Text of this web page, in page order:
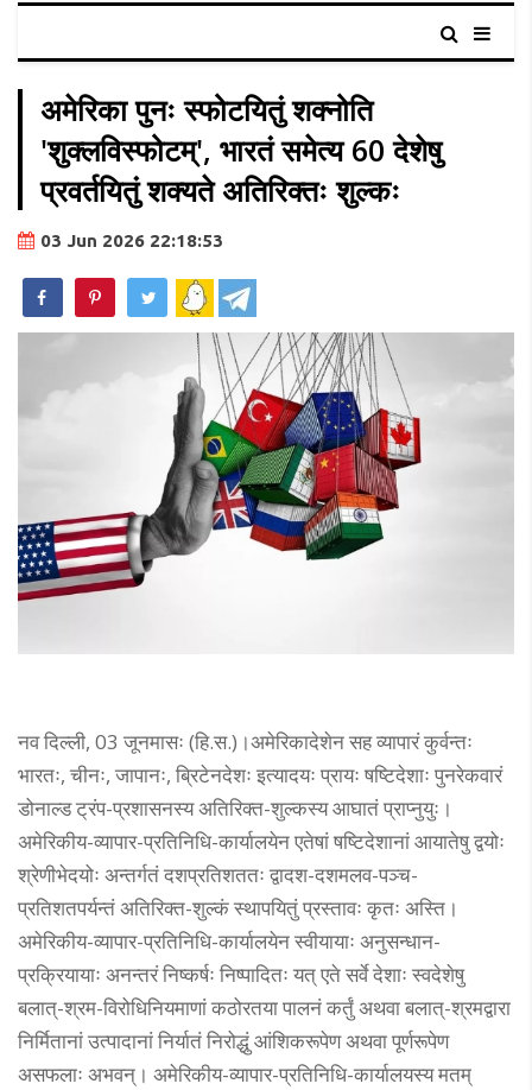
अमेरिका पुनः स्फोटयितुं शक्नोति
'शुक्लविस्फोटम्', भारतं समेत्य 60 देशेषु
प्रवर्तयितुं शक्यते अतिरिक्तः शुल्कः
03 Jun 2026 22:18:53
नव दिल्ली, 03 जूनमासः (हि.स.)।अमेरिकादेशेन सह व्यापारं कुर्वन्तः
भारतः, चीनः, जापानः, ब्रिटेनदेशः इत्यादयः प्रायः षष्टिदेशाः पुनरेकवारं
डोनाल्ड ट्रंप-प्रशासनस्य अतिरिक्त-शुल्कस्य आघातं प्राप्नुयुः।
अमेरिकीय-व्यापार-प्रतिनिधि-कार्यालयेन एतेषां षष्टिदेशानां आयातेषु द्वयोः
श्रेणीभेदयोः अन्तर्गतं दशप्रतिशततः द्वादश-दशमलव-पञ्च-
प्रतिशतपर्यन्तं अतिरिक्त-शुल्कं स्थापयितुं प्रस्तावः कृतः अस्ति।
अमेरिकीय-व्यापार-प्रतिनिधि-कार्यालयेन स्वीयायाः अनुसन्धान-
प्रक्रियायाः अनन्तरं निष्कर्षः निष्पादितः यत् एते सर्वे देशाः स्वदेशेषु
बलात्-श्रम-विरोधिनियमाणां कठोरतया पालनं कर्तुं अथवा बलात्-श्रमद्वारा
निर्मितानां उत्पादानां निर्यातं निरोद्धुं आंशिकरूपेण अथवा पूर्णरूपेण
असफलाः अभवन्। अमेरिकीय-व्यापार-प्रतिनिधि-कार्यालयस्य मतम्